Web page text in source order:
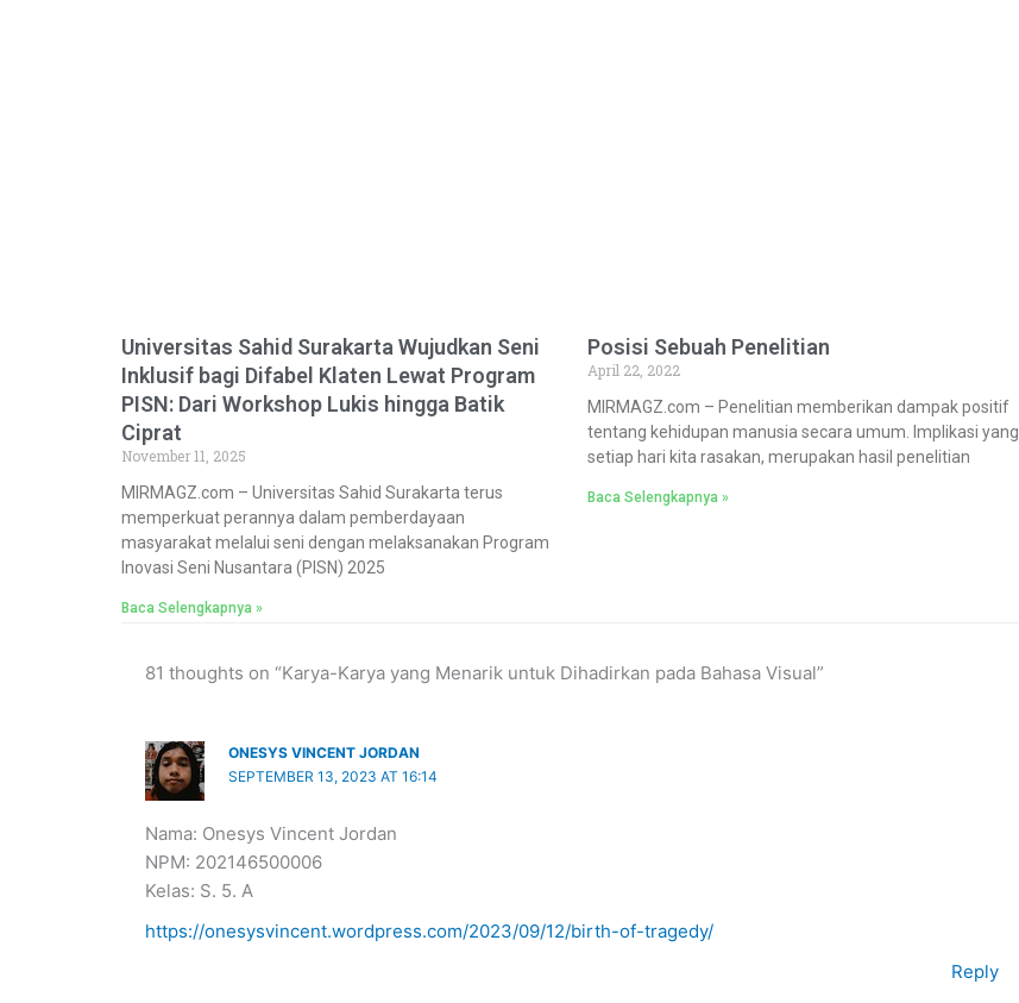
Universitas Sahid Surakarta Wujudkan Seni
Inklusif bagi Difabel Klaten Lewat Program
PISN: Dari Workshop Lukis hingga Batik
Ciprat
November 11, 2025
MIRMAGZ.com – Universitas Sahid Surakarta terus
memperkuat perannya dalam pemberdayaan
masyarakat melalui seni dengan melaksanakan Program
Inovasi Seni Nusantara (PISN) 2025
Baca Selengkapnya »
Posisi Sebuah Penelitian
April 22, 2022
MIRMAGZ.com – Penelitian memberikan dampak positif
tentang kehidupan manusia secara umum. Implikasi yang
setiap hari kita rasakan, merupakan hasil penelitian
Baca Selengkapnya »
81 thoughts on “Karya-Karya yang Menarik untuk Dihadirkan pada Bahasa Visual”
ONESYS VINCENT JORDAN
SEPTEMBER 13, 2023 AT 16:14
Nama: Onesys Vincent Jordan
NPM: 202146500006
Kelas: S. 5. A
https://onesysvincent.wordpress.com/2023/09/12/birth-of-tragedy/
Reply